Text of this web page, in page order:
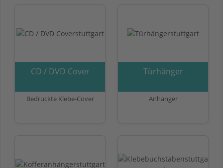
CD / DVD Cover
Bedruckte Klebe-Cover
Türhänger
Anhänger